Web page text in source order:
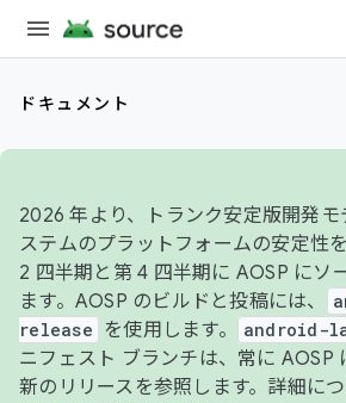
ドキュメント
2026 年より、トランク安定版開発
ステムのプラットフォームの安定性
2 四半期と第 4 四半期に AOSP にソ
ます。AOSP のビルドと投稿には、
release
を使用します。 android-
ニフェスト ブランチは、常に AOSP
新のリリースを参照します。詳細に